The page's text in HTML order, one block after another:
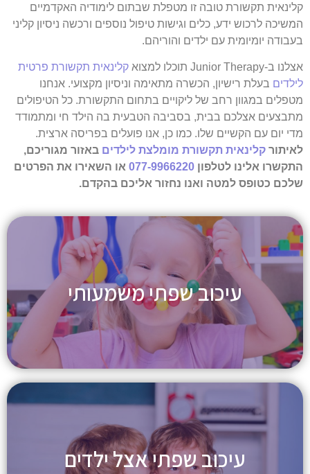
קלינאית תקשורת טובה זו מטפלת שבתום לימודיה האקדמיים
המשיכה לרכוש ידע, כלים וגישות טיפול נוספים ורכשה ניסיון קליני
בעבודה יומיומית עם ילדים והוריהם.
אצלנו ב-Junior Therapy תוכלו למצוא
קלינאית תקשורת פרטית
לילדים בעלת רישיון, הכשרה מתאימה וניסיון מקצועי. אנחנו
מטפלים במגוון רחב של ליקויים בתחום התקשורת. כל הטיפולים
מתבצעים אצלכם בבית, בסביבה הטבעית בה הילד חי ומתמודד
מדי יום עם הקשיים שלו. כמו כן, אנו פועלים בפריסה ארצית.
לאיתור קלינאית תקשורת מומלצת לילדים באזור מגוריכם,
התקשרו אלינו לטלפון 077-9966220 או השאירו את הפרטים
שלכם כטופס למטה ואנו נחזור אליכם בהקדם.
עיכוב שפתי משמעותי
עיכוב שפתי אצל ילדים